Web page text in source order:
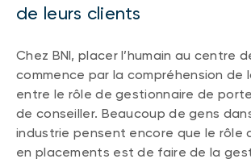
de leurs clients
Chez BNI, placer l’humain au centre
commence par la compréhension de
entre le rôle de gestionnaire de
de conseiller. Beaucoup de gens
industrie pensent encore que le rôle
en placements est de faire de la